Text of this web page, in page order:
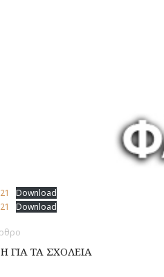
Download
Download
ΓΙΑ ΤΑ ΣΧΟΛΕΙΑ